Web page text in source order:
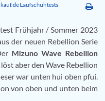
Laufschuhtests
Frühjahr / Sommer 2023
der neuen Rebellion Serie
Mizuno Wave Rebellion
aber den Wave Rebellion
war unten hui oben pfui.
von oben und unten beim